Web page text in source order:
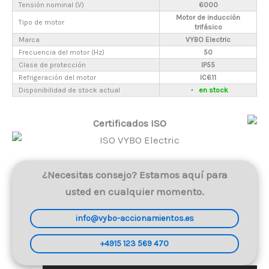
Tensión nominal (V) 6000
Tipo de motor
Motor de inducción
trifásico
Marca
VYBO Electric
Frecuencia del motor (Hz)
50
Clase de protección
IP55
Refrigeración del motor
IC611
Disponibilidad de stock actual
en stock
Certificados ISO
¿Necesitas consejo? Estamos aquí para
usted en cualquier momento.
info@vybo-accionamientos.es
+4915 123 569 470